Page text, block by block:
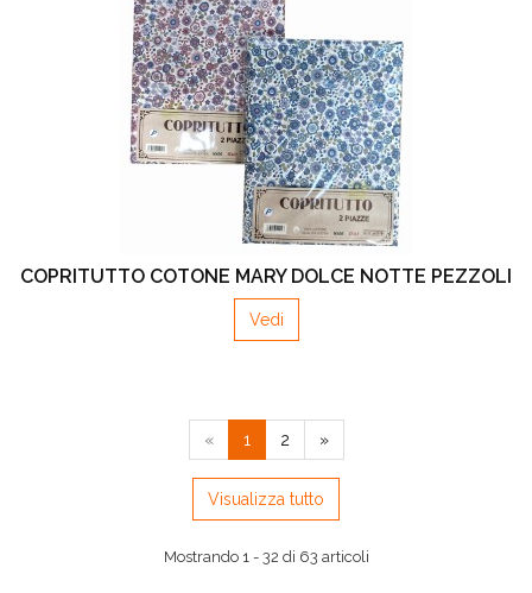
COPRITUTTO COTONE MARY DOLCE NOTTE PEZZOLI
Vedi
« 1 2 »
Visualizza tutto
Mostrando 1 - 32 di 63 articoli